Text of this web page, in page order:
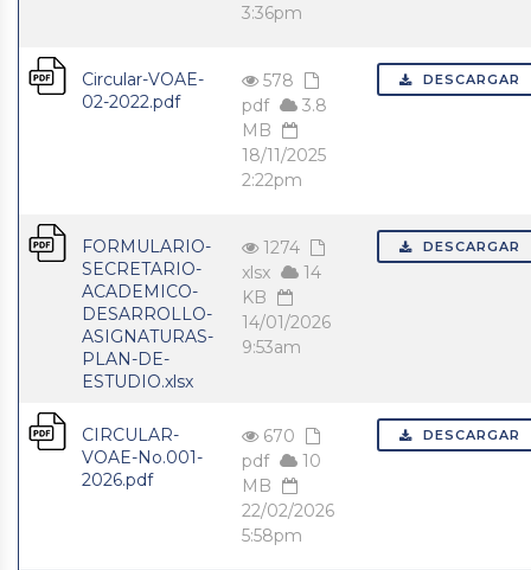
3:36pm
Circular-VOAE-
02-2022.pdf
578
pdf
3.8
MB
18/11/2025
2:22pm
DESCARGAR
FORMULARIO-
SECRETARIO-
ACADEMICO-
DESARROLLO-
ASIGNATURAS-
PLAN-DE-
ESTUDIO.xlsx
1274
xlsx
14
KB
14/01/2026
9:53am
DESCARGAR
CIRCULAR-
VOAE-No.001-
2026.pdf
670
pdf
10
MB
22/02/2026
5:58pm
DESCARGAR